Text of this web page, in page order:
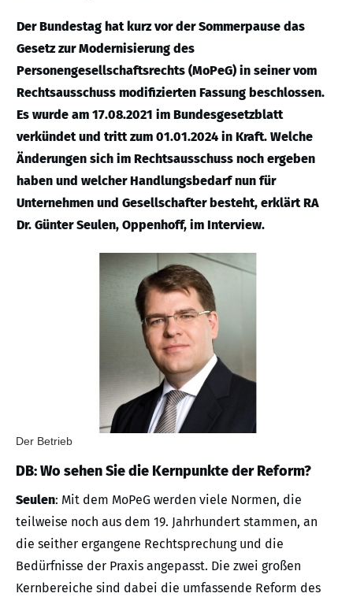
Der Bundestag hat kurz vor der Sommerpause das
Gesetz zur Modernisierung des
Personengesellschaftsrechts (MoPeG) in seiner vom
Rechtsausschuss modifizierten Fassung beschlossen.
Es wurde am 17.08.2021 im Bundesgesetzblatt
verkündet und tritt zum 01.01.2024 in Kraft. Welche
Änderungen sich im Rechtsausschuss noch ergeben
haben und welcher Handlungsbedarf nun für
Unternehmen und Gesellschafter besteht, erklärt RA
Dr. Günter Seulen, Oppenhoff, im Interview.
Der Betrieb
DB: Wo sehen Sie die Kernpunkte der Reform?
Seulen: Mit dem MoPeG werden viele Normen, die
teilweise noch aus dem 19. Jahrhundert stammen, an
die seither ergangene Rechtsprechung und die
Bedürfnisse der Praxis angepasst. Die zwei großen
Kernbereiche sind dabei die umfassende Reform des